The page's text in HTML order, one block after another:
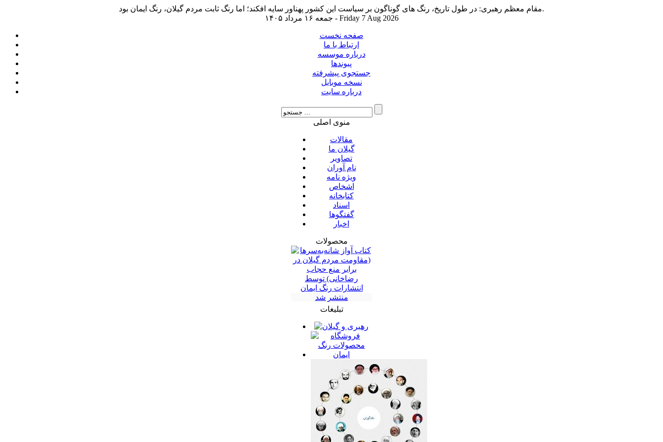
مقام معظم رهبری: در طول تاریخ، رنگ های گوناگون بر سیاست این کشور پهناور سایه افکند؛ اما رنگ ثابت مردم گیلان، رنگ ایمان بود.
جمعه ۱۶ مرداد ۱۴۰۵ - Friday 7 Aug 2026
صفحه نخست
ارتباط با ما
درباره موسسه
پیوندها
جستجوی پیشرفته
نسخه موبایل
درباره سایت
منوی اصلی
مقالات
گیلان ما
تصاویر
نام آوران
ویژه نامه
اشخاص
کتابخانه
اسناد
گفتگوها
اخبار
محصولات
تبلیغات